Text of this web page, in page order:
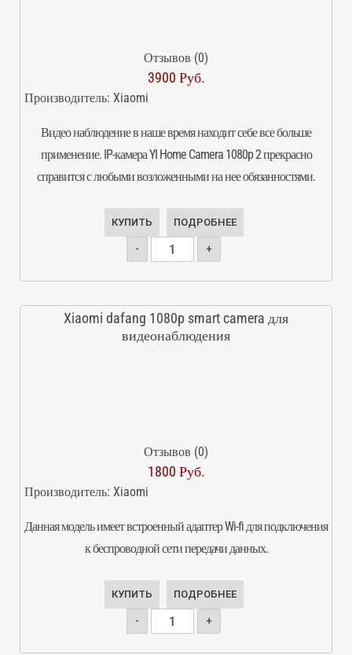
Отзывов (0)
3900 Руб.
Производитель: Xiaomi
Видео наблюдение в наше время находит себе все больше
применение. IP-камера YI Home Camera 1080p 2 прекрасно
справится с любыми возложенными на нее обязанностями.
КУПИТЬ ПОДРОБНЕЕ
- +
Xiaomi dafang 1080p smart camera для
видеонаблюдения
Отзывов (0)
1800 Руб.
Производитель: Xiaomi
Данная модель имеет встроенный адаптер Wi-fi для подключения
к беспроводной сети передачи данных.
КУПИТЬ ПОДРОБНЕЕ
- +